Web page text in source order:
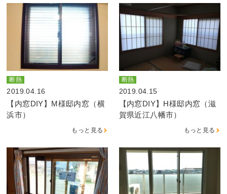
断熱
2019.04.16
【内窓DIY】M様邸内窓（横
浜市）
もっと見る
断熱
2019.04.15
【内窓DIY】H様邸内窓（滋
賀県近江八幡市）
もっと見る